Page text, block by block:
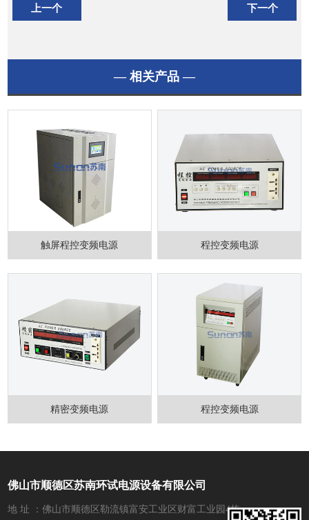
上一个 下一个
— 相关产品 —
触屏程控变频电源 程控变频电源
精密变频电源 程控变频电源
佛山市顺德区苏南环试电源设备有限公司
地 址 ：佛山市顺德区勒流镇富安工业区财富工业园4栋